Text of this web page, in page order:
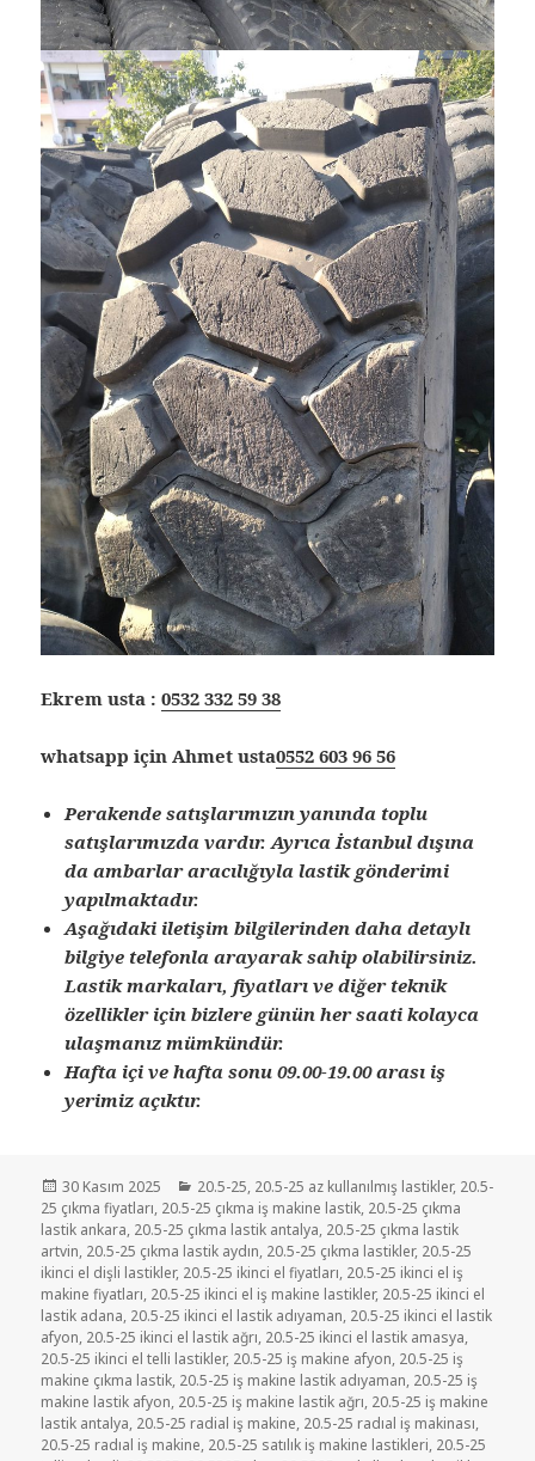
Ekrem usta :0532 332 59 38
whatsapp için Ahmet usta0552 603 96 56
Perakende satışlarımızın yanında toplu
satışlarımızda vardır. Ayrıca İstanbul dışına
da ambarlar aracılığıyla lastik gönderimi
yapılmaktadır.
Aşağıdaki iletişim bilgilerinden daha detaylı
bilgiye telefonla arayarak sahip olabilirsiniz.
Lastik markaları, fiyatları ve diğer teknik
özellikler için bizlere günün her saati kolayca
ulaşmanız mümkündür.
Hafta içi ve hafta sonu 09.00-19.00 arası iş
yerimiz açıktır.
Yayın
tarihi
30 Kasım 2025 Kategoriler
20.5-25, 20.5-25 az kullanılmış lastikler, 20.5-
25 çıkma fiyatları, 20.5-25 çıkma iş makine lastik, 20.5-25 çıkma
lastik ankara, 20.5-25 çıkma lastik antalya, 20.5-25 çıkma lastik
artvin, 20.5-25 çıkma lastik aydın, 20.5-25 çıkma lastikler, 20.5-25
ikinci el dişli lastikler, 20.5-25 ikinci el fiyatları, 20.5-25 ikinci el iş
makine fiyatları, 20.5-25 ikinci el iş makine lastikler, 20.5-25 ikinci el
lastik adana, 20.5-25 ikinci el lastik adıyaman, 20.5-25 ikinci el lastik
afyon, 20.5-25 ikinci el lastik ağrı, 20.5-25 ikinci el lastik amasya,
20.5-25 ikinci el telli lastikler, 20.5-25 iş makine afyon, 20.5-25 iş
makine çıkma lastik, 20.5-25 iş makine lastik adıyaman, 20.5-25 iş
makine lastik afyon, 20.5-25 iş makine lastik ağrı, 20.5-25 iş makine
lastik antalya, 20.5-25 radial iş makine, 20.5-25 radıal iş makinası,
20.5-25 radıal iş makine, 20.5-25 satılık iş makine lastikleri, 20.5-25